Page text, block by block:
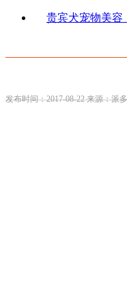
贵宾犬宠物美容
发布时间：2017-08-22 来源：派